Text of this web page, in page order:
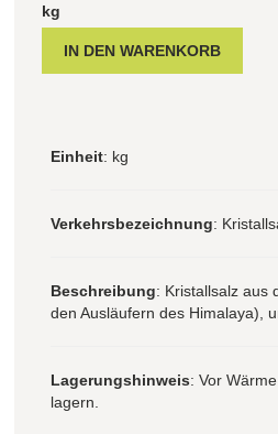
kg
Einheit: kg
Verkehrsbezeichnung:
Beschreibung: Kristallsalz aus
den Ausläufern des Himalaya),
Lagerungshinweis: Vor
lagern.